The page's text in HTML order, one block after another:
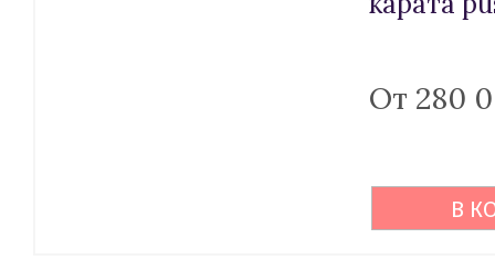
От 280
В